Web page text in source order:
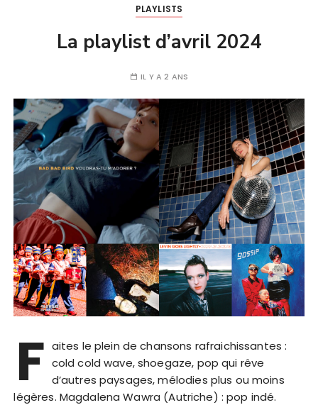
PLAYLISTS
La playlist d’avril 2024
IL Y A 2 ANS
F aites le plein de chansons rafraichissantes :
cold cold wave, shoegaze, pop qui rêve
d’autres paysages, mélodies plus ou moins
légères. Magdalena Wawra (Autriche) : pop indé.